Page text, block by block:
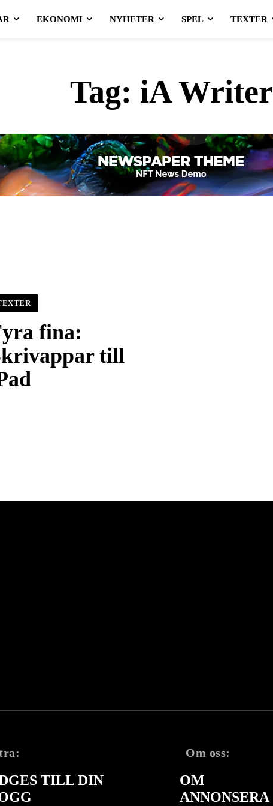
EKONOMI NYHETER SPEL TEXTER
Tag: iA Writer
fina:
till
TILL DIN
Om oss:
OM
ANNONSERA